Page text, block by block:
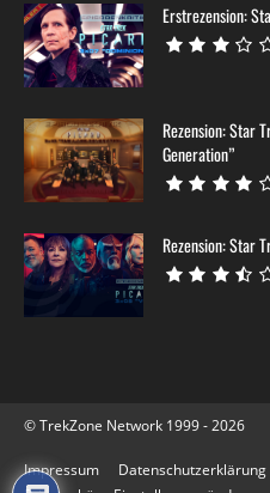
Erstrezension:
Rezension: Star
Generation”
Rezension: Star
© TrekZone Network 1999 - 2026
Impressum Datenschutzerklärung